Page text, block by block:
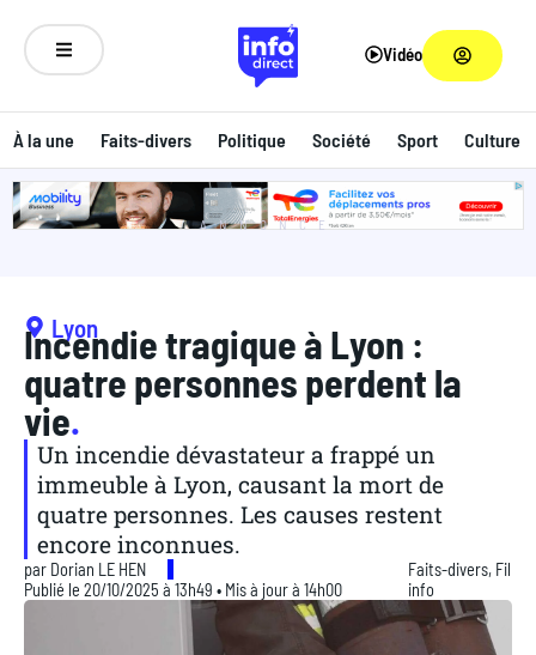
Vidéo
À la une Faits-divers Politique Société Sport Culture
ANNONCE
Lyon
Incendie tragique à Lyon :
quatre personnes perdent la
vie.
Un incendie dévastateur a frappé un
immeuble à Lyon, causant la mort de
quatre personnes. Les causes restent
encore inconnues.
par Dorian LE HEN
Publié le 20/10/2025 à 13h49 • Mis à jour à 14h00
Faits-divers, Fil
info